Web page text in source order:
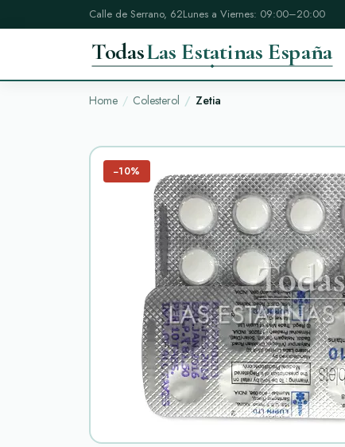
Calle de Serrano, 62Lunes a Viernes: 09:00–20:00
TodasLas Estatinas España
Home Colesterol Zetia
−10%